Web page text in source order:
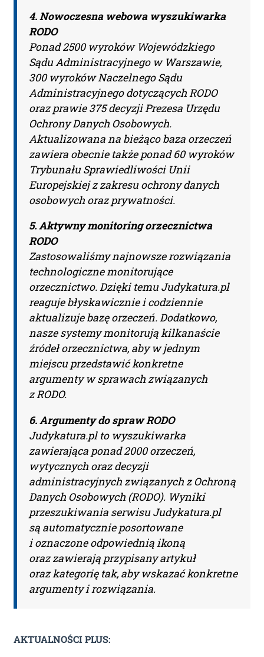
Ponad 2000 orzeczeń
o Ochronie Danych
Osobowych (RODO).
Codzienna aktualizacja
bazy orzeczeń.
Teraz zamawiasz Szkolenie RODO -
Inspektor Ochrony Danych.
Nie musisz podawać karty
płatniczej.Wystarczy, że wypełnisz
formularz a na podany adres e-mail
otrzymasz fakturę VAT
do opłacenia.
Ważne:
po zaksięgowaniu płatności –
system utworzy konto użytkownika
oraz uruchomi subskrypcję. Dopiero
od tego momentu rozpoczyna się
okres Subskrypcji.
Please leave this field empty.
Aktualności Plus 360
Wyszukiwarka 360
Wyszukiwarka Plus 360 dni
Adres e-mail:
Nazwa Firmy:
NIP:
Adres firmy:
4. Nowoczesna webowa wyszukiwarka
RODO
Ponad 2500 wyroków Wojewódzkiego
Sądu Administracyjnego w Warszawie,
300 wyroków Naczelnego Sądu
Administracyjnego dotyczących RODO
oraz prawie 375 decyzji Prezesa Urzędu
Ochrony Danych Osobowych.
Aktualizowana na bieżąco baza orzeczeń
zawiera obecnie także ponad 60 wyroków
Trybunału Sprawiedliwości Unii
Europejskiej z zakresu ochrony danych
osobowych oraz prywatności.
5. Aktywny monitoring orzecznictwa
RODO
Zastosowaliśmy najnowsze rozwiązania
technologiczne monitorujące
orzecznictwo. Dzięki temu Judykatura.pl
reaguje błyskawicznie i codziennie
aktualizuje bazę orzeczeń. Dodatkowo,
nasze systemy monitorują kilkanaście
źródeł orzecznictwa, aby w jednym
miejscu przedstawić konkretne
argumenty w sprawach związanych
z RODO.
6. Argumenty do spraw RODO
Judykatura.pl to wyszukiwarka
zawierająca ponad 2000 orzeczeń,
wytycznych oraz decyzji
administracyjnych związanych z Ochroną
Danych Osobowych (RODO). Wyniki
przeszukiwania serwisu Judykatura.pl
są automatycznie posortowane
i oznaczone odpowiednią ikoną
oraz zawierają przypisany artykuł
oraz kategorię tak, aby wskazać konkretne
argumenty i rozwiązania.
AKTUALNOŚCI PLUS: